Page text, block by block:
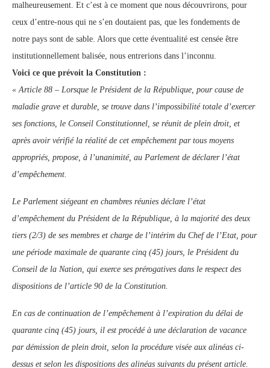
malheureusement. Et c’est à ce moment que nous découvrirons, pour
ceux d’entre-nous qui ne s’en doutaient pas, que les fondements de
notre pays sont de sable. Alors que cette éventualité est censée être
institutionnellement balisée, nous entrerions dans l’inconnu.
Voici ce que prévoit la Constitution :
« Article 88 – Lorsque le Président de la République, pour cause de
maladie grave et durable, se trouve dans l’impossibilité totale d’exercer
ses fonctions, le Conseil Constitutionnel, se réunit de plein droit, et
après avoir vérifié la réalité de cet empêchement par tous moyens
appropriés, propose, à l’unanimité, au Parlement de déclarer l’état
d’empêchement.
Le Parlement siégeant en chambres réunies déclare l’état
d’empêchement du Président de la République, à la majorité des deux
tiers (2/3) de ses membres et charge de l’intérim du Chef de l’Etat, pour
une période maximale de quarante cinq (45) jours, le Président du
Conseil de la Nation, qui exerce ses prérogatives dans le respect des
dispositions de l’article 90 de la Constitution.
En cas de continuation de l’empêchement à l’expiration du délai de
quarante cinq (45) jours, il est procédé à une déclaration de vacance
par démission de plein droit, selon la procédure visée aux alinéas ci-
dessus et selon les dispositions des alinéas suivants du présent article.